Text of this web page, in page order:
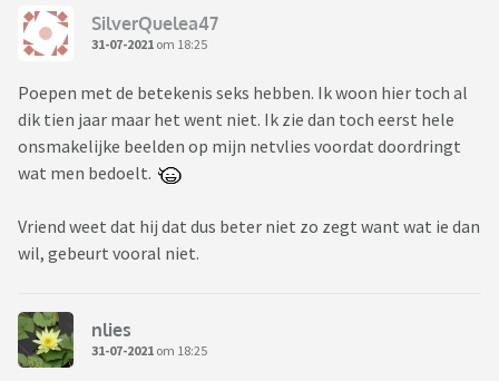
SilverQuelea47
31-07-2021 om 18:25
Poepen met de betekenis seks hebben. Ik woon hier toch al
dik tien jaar maar het went niet. Ik zie dan toch eerst hele
onsmakelijke beelden op mijn netvlies voordat doordringt
wat men bedoelt.
Vriend weet dat hij dat dus beter niet zo zegt want wat ie dan
wil, gebeurt vooral niet.
nlies
31-07-2021 om 18:25